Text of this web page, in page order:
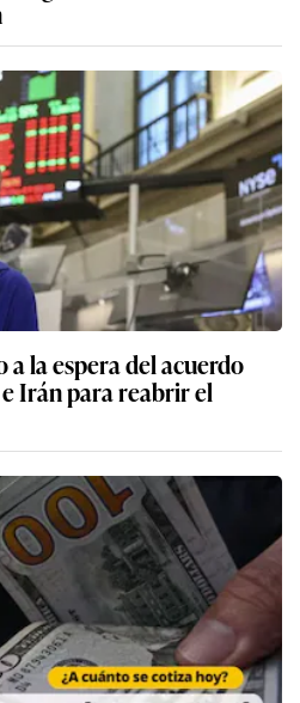
la espera del acuerdo
Irán para reabrir el